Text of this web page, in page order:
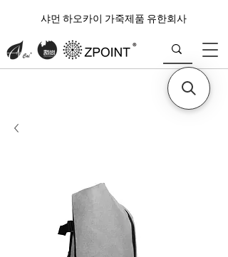
샤먼 하오카이 가죽제품 유한회사